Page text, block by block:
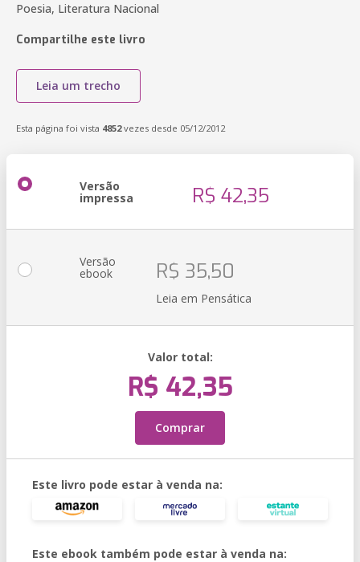
Poesia, Literatura Nacional
Compartilhe este livro
Leia um trecho
Esta página foi vista 4852vezes desde 05/12/2012
Versão
impressa R$ 42,35
Versão
ebook R$ 35,50
Leia em Pensática
Valor total:
R$ 42,35
Comprar
Este livro pode estar à venda na:
Este ebook também pode estar à venda na: